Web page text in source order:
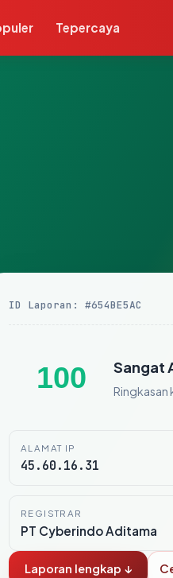
Tepercaya
ID Laporan: #654BE5AC
100 Sangat
Ringkasan
ALAMAT IP
45.60.16.31
REGISTRAR
PT Cyberindo Aditama
Laporan lengkap ↓